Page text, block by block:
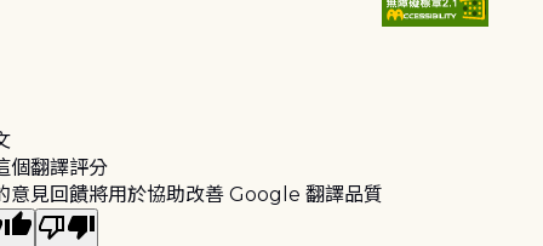
個翻譯評分
意見回饋將用於協助改善 Google 翻譯品質